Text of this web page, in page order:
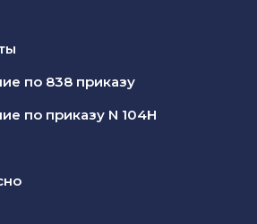
по 838 приказу
по приказу N 104Н